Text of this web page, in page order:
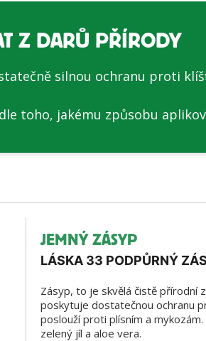
Z DARŮ PŘÍRODY
silnou ochranu proti
toho, jakému způsobu
JEMNÝ ZÁSYP
LÁSKA 33 PODPŮRNÝ
Zásyp, to je skvělá čistě přírodní
poskytuje dostatečnou ochranu
poslouží proti plísním a
zelený jíl a aloe vera.